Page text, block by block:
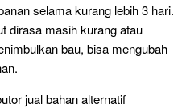
selama kurang lebih 3 hari.
dirasa masih kurang atau
bau, bisa mengubah
jual bahan alternatif